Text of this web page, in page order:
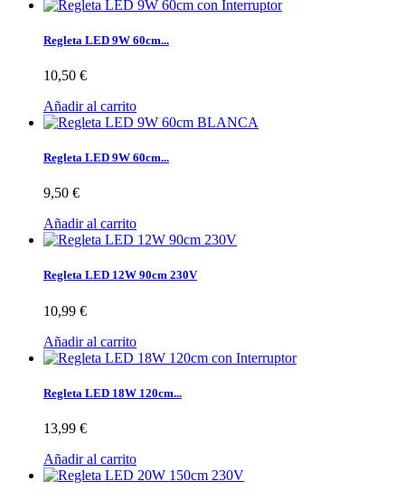
Regleta LED 9W 60cm...
10,50 €
Añadir al carrito
Regleta LED 9W 60cm...
9,50 €
Añadir al carrito
Regleta LED 12W 90cm 230V
10,99 €
Añadir al carrito
Regleta LED 18W 120cm...
13,99 €
Añadir al carrito